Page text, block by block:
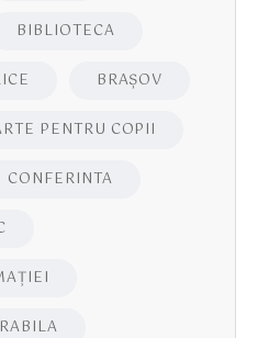
BIBLIOTECA
BRAŞOV
PENTRU COPII
CONFERINTA